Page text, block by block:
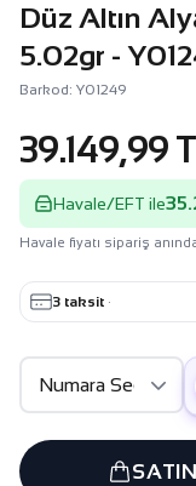
Düz Altın
5.02gr -
Barkod: Y01249
39.149,99
Havale/EFT ile
Havale fiyatı sipariş
3 taksit ·